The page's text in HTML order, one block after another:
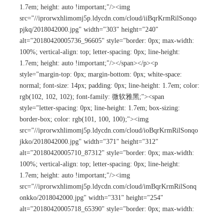
1.7em; height: auto !important;"/><img
src="//iprorwxhlimomj5p.ldycdn.com/cloud/iiBqrKrmRilSonqo
pjkq/2018042000.jpg" width="303" height="240"
alt="20180420005736_96605" style="border: 0px; max-width:
100%; vertical-align: top; letter-spacing: 0px; line-height:
1.7em; height: auto !important;"/></span></p><p
style="margin-top: 0px; margin-bottom: 0px; white-space:
normal; font-size: 14px; padding: 0px; line-height: 1.7em; color:
rgb(102, 102, 102); font-family: 微软雅黑;"><span
style="letter-spacing: 0px; line-height: 1.7em; box-sizing:
border-box; color: rgb(101, 100, 100);"><img
src="//iprorwxhlimomj5p.ldycdn.com/cloud/ioBqrKrmRilSonqo
jkko/2018042000.jpg" width="371" height="312"
alt="20180420005710_87312" style="border: 0px; max-width:
100%; vertical-align: top; letter-spacing: 0px; line-height:
1.7em; height: auto !important;"/><img
src="//iprorwxhlimomj5p.ldycdn.com/cloud/imBqrKrmRilSonq
onkko/2018042000.jpg" width="331" height="254"
alt="20180420005718_65390" style="border: 0px; max-width: